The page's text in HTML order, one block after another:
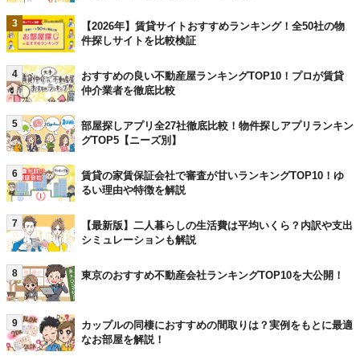
3
【2026年】賃貸サイトおすすめランキング！全50社の物
件探しサイトを比較検証
4
おすすめの良い不動産屋ランキングTOP10！プロが賃貸
仲介業者を徹底比較
5
部屋探しアプリ全27社徹底比較！物件探しアプリランキン
グTOP5【ニーズ別】
6
賃貸の家賃保証会社で審査が甘いランキングTOP10！ゆ
るい理由や特徴を解説
7
【最新版】二人暮らしの生活費は平均いくら？内訳や支出
シミュレーションも解説
8 東京のおすすめ不動産会社ランキングTOP10を大公開！
9
カップルの同棲におすすめの間取りは？実例をもとに最適
なお部屋を解説！